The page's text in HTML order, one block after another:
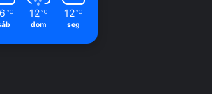
℃ 12 ℃
dom
12 ℃
seg